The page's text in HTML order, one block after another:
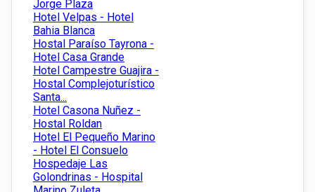
Jorge Plaza
Hotel Velpas - Hotel
Bahia Blanca
Hostal Paraíso Tayrona -
Hotel Casa Grande
Hotel Campestre Guajira -
Hostal Complejoturístico
Santa...
Hotel Casona Nuñez -
Hostal Roldan
Hotel El Pequeño Marino
- Hotel El Consuelo
Hospedaje Las
Golondrinas - Hospital